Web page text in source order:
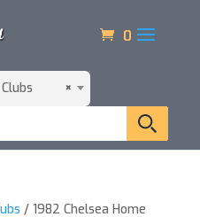
0
×
/ 1982 Chelsea Home